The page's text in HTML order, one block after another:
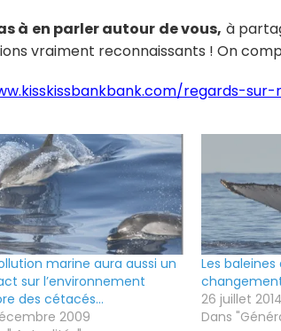
à en parler autour de vous, à
vraiment reconnaissants ! On
regards-sur-
marine aura aussi un
sur l’environnement
des cétacés…
2009
Les
26 juillet 2014
Dans